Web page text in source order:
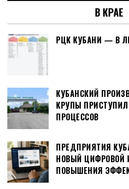
В КРАЕ
РЦК КУБАНИ — В
КУБАНСКИЙ
КРУПЫ ПРИСТУПИЛ
ПРОЦЕССОВ
ПРЕДПРИЯТИЯ
НОВЫЙ ЦИФРОВОЙ
ПОВЫШЕНИЯ